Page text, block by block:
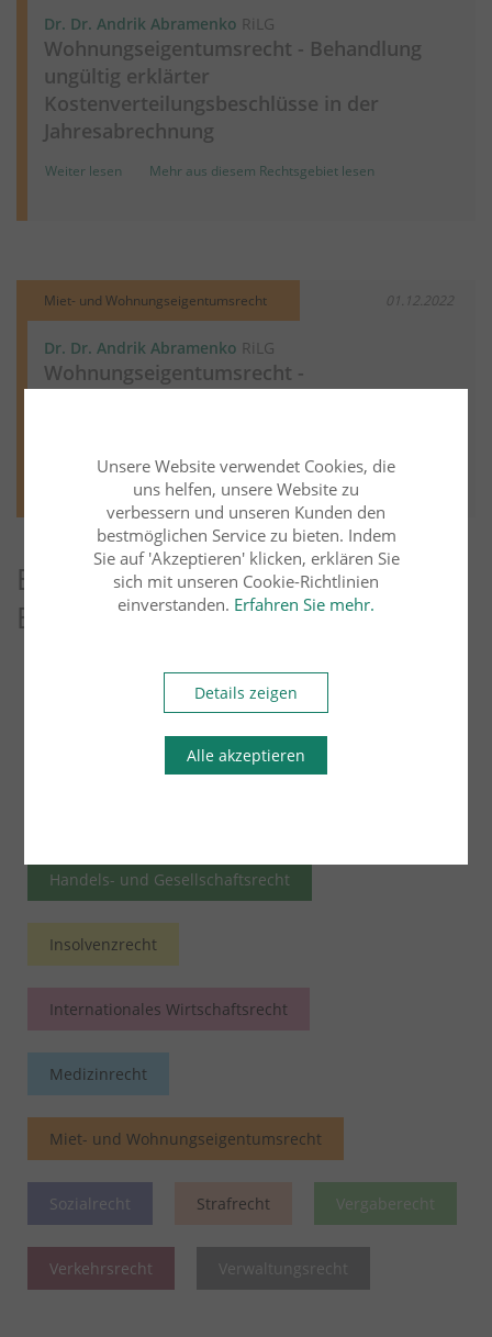
Dr. Dr. Andrik Abramenko RiLG
Wohnungseigentumsrecht - Behandlung
ungültig erklärter
Kostenverteilungsbeschlüsse in der
Jahresabrechnung
Weiter lesen Mehr aus diesem Rechtsgebiet lesen
Miet- und Wohnungseigentumsrecht 01.12.2022
Dr. Dr. Andrik Abramenko RiLG
Wohnungseigentumsrecht -
Weiter lesen Mehr aus diesem Rechtsgebiet lesen
Entdecken Sie weitere Blog-
Beiträge
Arbeitsrecht
Bau- und Architektenrecht
Handels- und Gesellschaftsrecht
Insolvenzrecht
Internationales Wirtschaftsrecht
Medizinrecht
Miet- und Wohnungseigentumsrecht
Sozialrecht Strafrecht Vergaberecht
Verkehrsrecht Verwaltungsrecht
Unsere Website verwendet Cookies, die
uns helfen, unsere Website zu
verbessern und unseren Kunden den
bestmöglichen Service zu bieten. Indem
Sie auf 'Akzeptieren' klicken, erklären Sie
sich mit unseren Cookie-Richtlinien
einverstanden. Erfahren Sie mehr.
Details zeigen
Alle akzeptieren